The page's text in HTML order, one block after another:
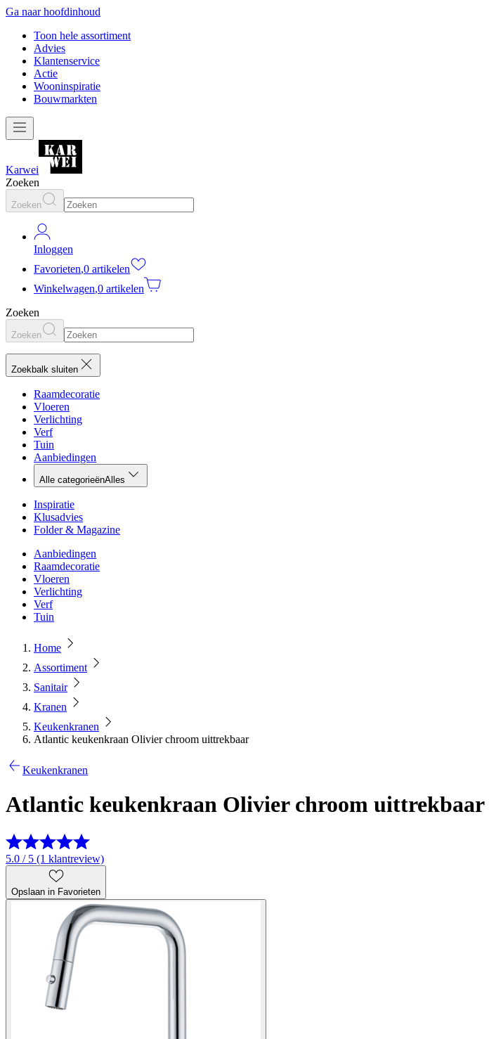
Ga naar hoofdinhoud
Toon hele assortiment
Advies
Klantenservice
Actie
Wooninspiratie
Bouwmarkten
Karwei
Zoeken
Zoeken
Inloggen
Favorieten,0 artikelen
Winkelwagen,0 artikelen
Zoeken
Zoeken
Zoekbalk sluiten
Raamdecoratie
Vloeren
Verlichting
Verf
Tuin
Aanbiedingen
Alle categorieënAlles
Inspiratie
Klusadvies
Folder & Magazine
Aanbiedingen
Raamdecoratie
Vloeren
Verlichting
Verf
Tuin
Home
Assortiment
Sanitair
Kranen
Keukenkranen
Atlantic keukenkraan Olivier chroom uittrekbaar
Keukenkranen
Atlantic keukenkraan Olivier chroom uittrekbaar
5.0 / 5 (1 klantreview)
Opslaan in Favorieten